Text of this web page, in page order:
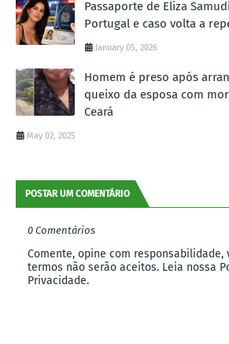
Passaporte de Eliza
Portugal e caso volta a
January 05, 2026
Homem é preso após
queixo da esposa com
Ceará
May 02, 2025
POSTAR UM COMENTÁRIO
0 Comentários
Comente, opine com responsabilidade,
termos não serão aceitos. Leia nossa
Privacidade.